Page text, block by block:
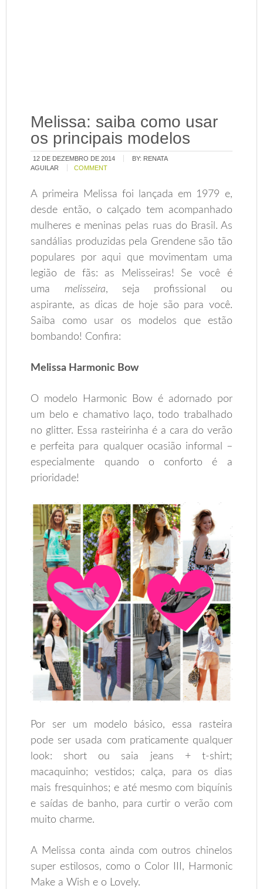
Melissa: saiba como usar
os principais modelos
12 DE DEZEMBRO DE 2014 BY: RENATA
AGUILAR
COMMENT
A primeira Melissa foi lançada em 1979 e,
desde então, o calçado tem acompanhado
mulheres e meninas pelas ruas do Brasil. As
sandálias produzidas pela Grendene são tão
populares por aqui que movimentam uma
legião de fãs: as Melisseiras! Se você é
uma melisseira, seja profissional ou
aspirante, as dicas de hoje são para você.
Saiba como usar os modelos que estão
bombando! Confira:
Melissa Harmonic Bow
O modelo Harmonic Bow é adornado por
um belo e chamativo laço, todo trabalhado
no glitter. Essa rasteirinha é a cara do verão
e perfeita para qualquer ocasião informal –
especialmente quando o conforto é a
prioridade!
Por ser um modelo básico, essa rasteira
pode ser usada com praticamente qualquer
look: short ou saia jeans + t-shirt;
macaquinho; vestidos; calça, para os dias
mais fresquinhos; e até mesmo com biquínis
e saídas de banho, para curtir o verão com
muito charme.
A Melissa conta ainda com outros chinelos
super estilosos, como o Color III, Harmonic
Make a Wish e o Lovely.